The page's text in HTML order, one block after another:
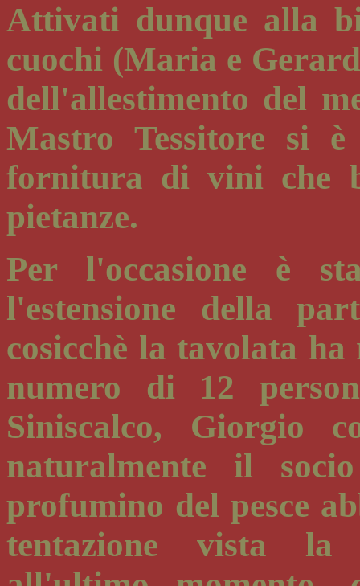
Attivati dunque alla
cuochi (Maria e
dell'allestimento del
Mastro Tessitore si
fornitura di vini che
pietanze.
Per l'occasione è
l'estensione della
cosicchè la tavolata
numero di 12
Siniscalco, Giorgio
naturalmente il
profumino del pesce
tentazione vista la